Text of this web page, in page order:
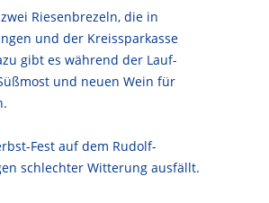
Riesenbrezeln, die in
und der Kreissparkasse
gibt es während der Lauf-
und neuen Wein für
Fest auf dem Rudolf-
schlechter Witterung ausfällt.